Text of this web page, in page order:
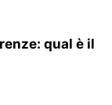
qual è il